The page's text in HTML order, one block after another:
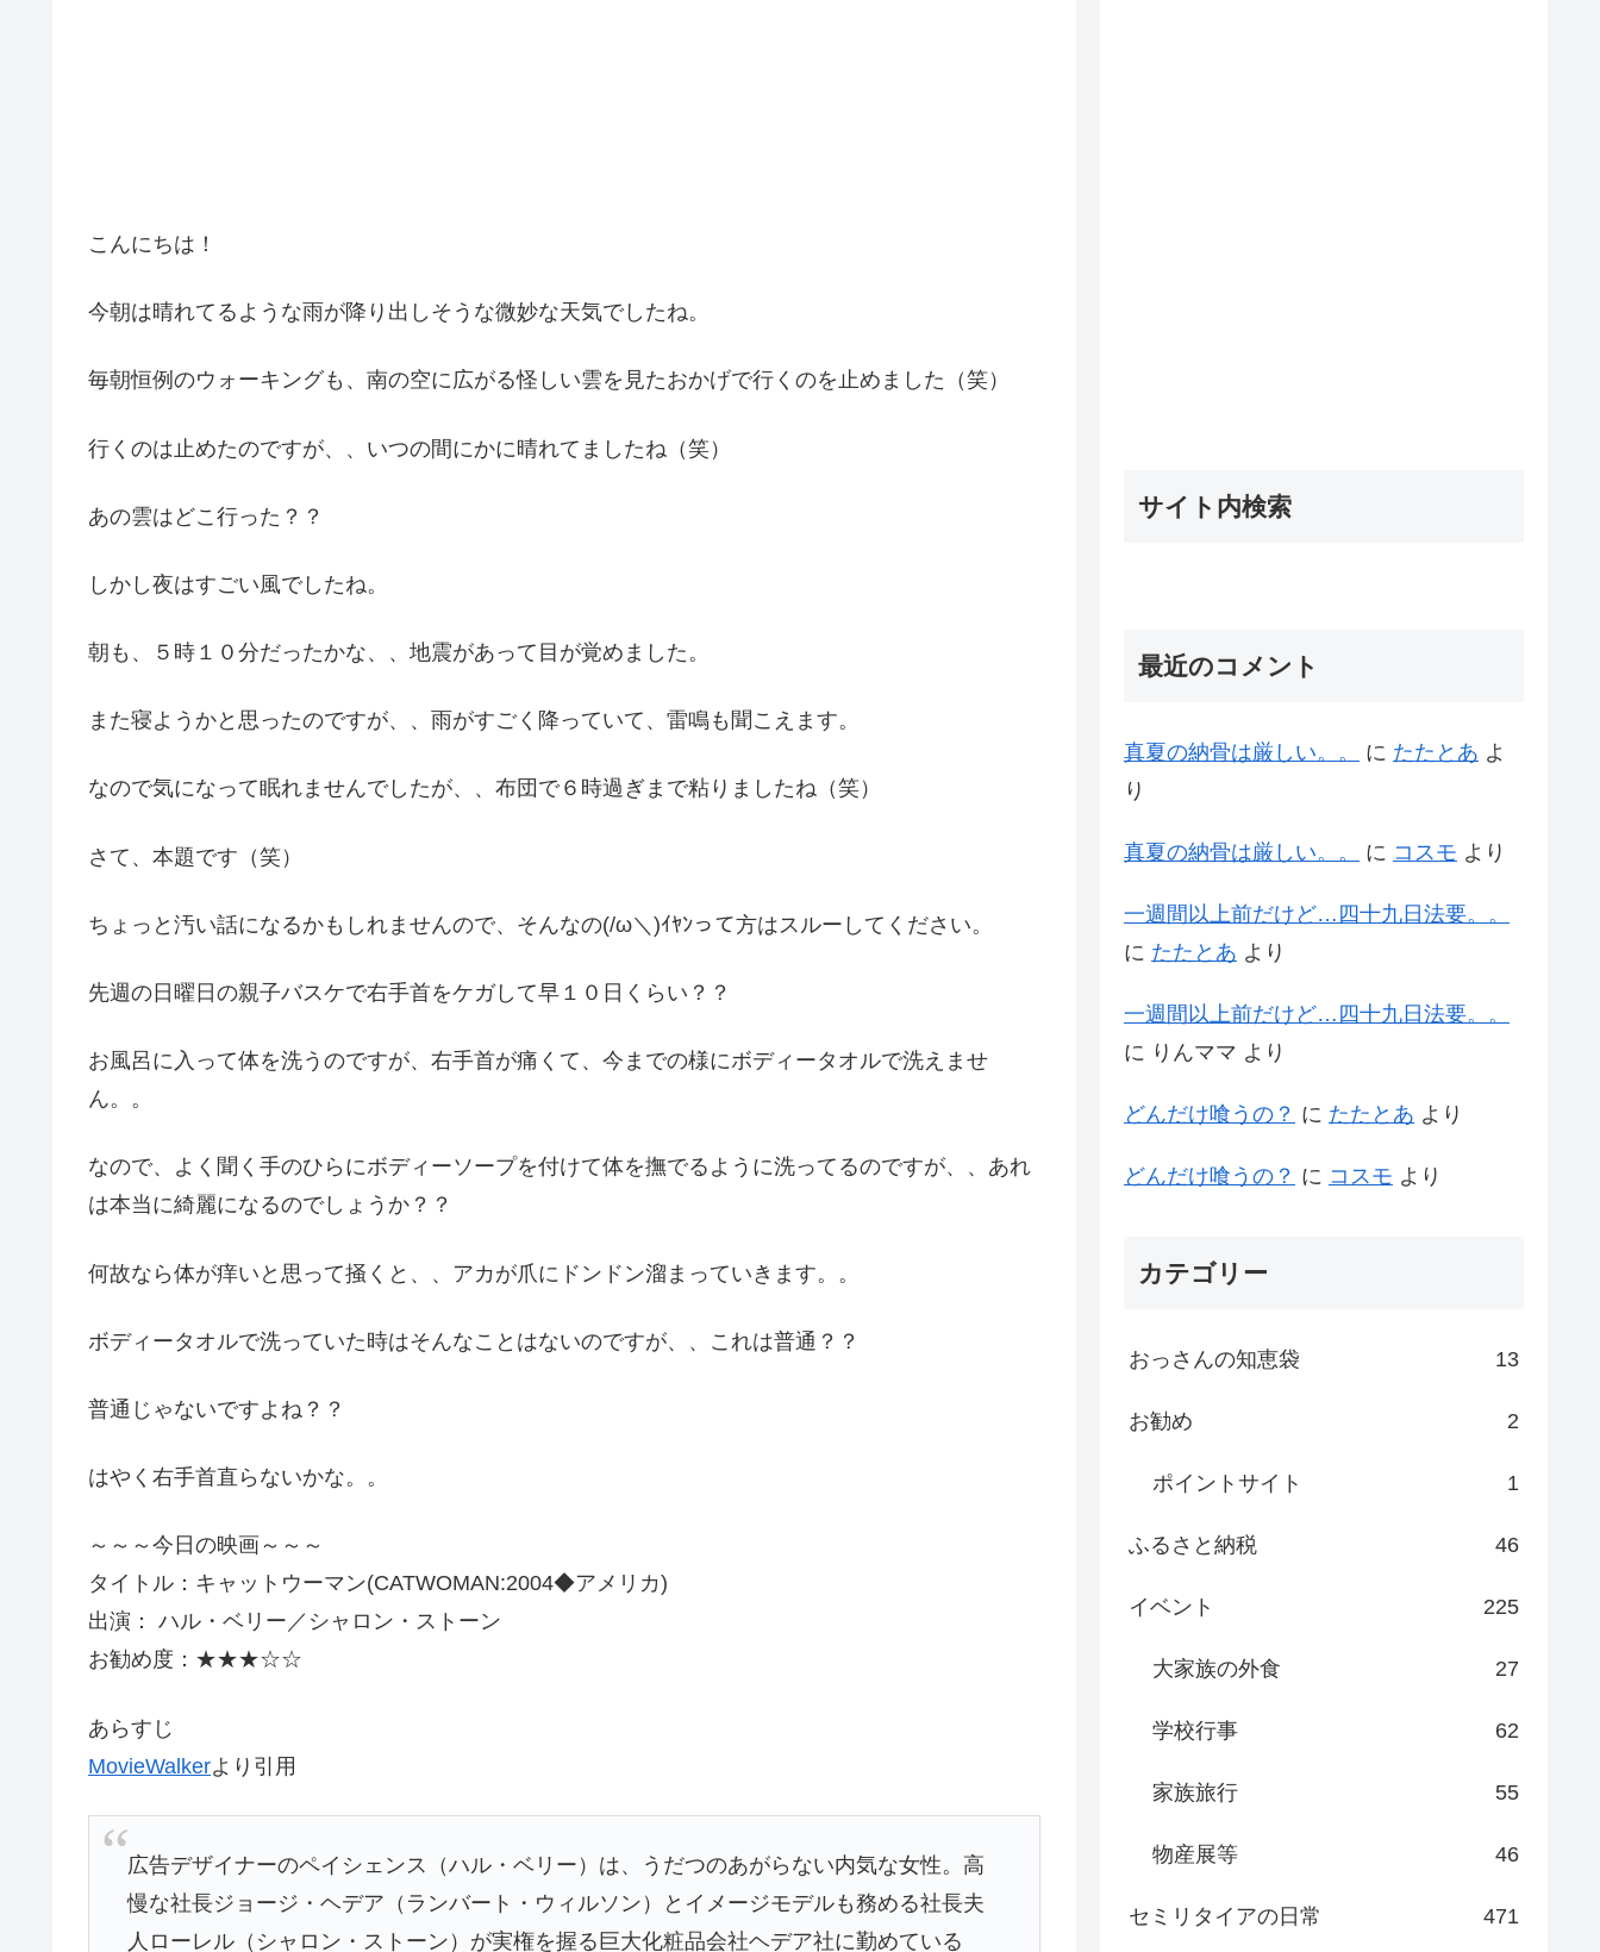
こんにちは！
今朝は晴れてるような雨が降り出しそうな微妙な天気でしたね。
毎朝恒例のウォーキングも、南の空に広がる怪しい雲を見たおかげで行くのを止めました（笑）
行くのは止めたのですが、、いつの間にかに晴れてましたね（笑）
あの雲はどこ行った？？
しかし夜はすごい風でしたね。
朝も、５時１０分だったかな、、地震があって目が覚めました。
また寝ようかと思ったのですが、、雨がすごく降っていて、雷鳴も聞こえます。
なので気になって眠れませんでしたが、、布団で６時過ぎまで粘りましたね（笑）
さて、本題です（笑）
ちょっと汚い話になるかもしれませんので、そんなの(/ω＼)ｲﾔﾝって方はスルーしてください。
先週の日曜日の親子バスケで右手首をケガして早１０日くらい？？
お風呂に入って体を洗うのですが、右手首が痛くて、今までの様にボディータオルで洗えませ
ん。。
なので、よく聞く手のひらにボディーソープを付けて体を撫でるように洗ってるのですが、、あれ
は本当に綺麗になるのでしょうか？？
何故なら体が痒いと思って掻くと、、アカが爪にドンドン溜まっていきます。。
ボディータオルで洗っていた時はそんなことはないのですが、、これは普通？？
普通じゃないですよね？？
はやく右手首直らないかな。。
～～～今日の映画～～～
タイトル：キャットウーマン(CATWOMAN:2004◆アメリカ)
出演： ハル・ベリー／シャロン・ストーン
お勧め度：★★★☆☆
あらすじ
MovieWalkerより引用
広告デザイナーのペイシェンス（ハル・ベリー）は、うだつのあがらない内気な女性。高
慢な社長ジョージ・ヘデア（ランバート・ウィルソン）とイメージモデルも務める社長夫
人ローレル（シャロン・ストーン）が実権を握る巨大化粧品会社ヘデア社に勤めている
サイト内検索
最近のコメント
真夏の納骨は厳しい。。 に たたとあ よ
り
真夏の納骨は厳しい。。 に コスモ より
一週間以上前だけど…四十九日法要。。
に たたとあ より
一週間以上前だけど…四十九日法要。。
に りんママ より
どんだけ喰うの？ に たたとあ より
どんだけ喰うの？ に コスモ より
カテゴリー
おっさんの知恵袋 13
お勧め 2
ポイントサイト 1
ふるさと納税 46
イベント 225
大家族の外食 27
学校行事 62
家族旅行 55
物産展等 46
セミリタイアの日常 471